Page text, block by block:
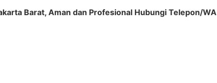
Barat, Aman dan Profesional Hubungi Telepon/WA